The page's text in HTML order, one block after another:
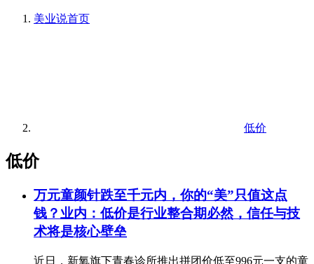
美业说首页
低价
低价
万元童颜针跌至千元内，你的“美”只值这点
钱？业内：低价是行业整合期必然，信任与技
术将是核心壁垒
近日，新氧旗下青春诊所推出拼团价低至996元一支的童